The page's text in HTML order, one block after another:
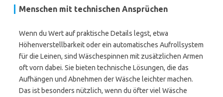
Menschen mit technischen Ansprüchen
Wenn du Wert auf praktische Details legst, etwa
Höhenverstellbarkeit oder ein automatisches Aufrollsystem
für die Leinen, sind Wäschespinnen mit zusätzlichen Armen
oft vorn dabei. Sie bieten technische Lösungen, die das
Aufhängen und Abnehmen der Wäsche leichter machen.
Das ist besonders nützlich, wenn du öfter viel Wäsche